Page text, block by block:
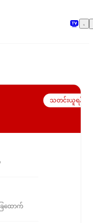
ားရန်
သတင်းယူရန်
ြေထောက်